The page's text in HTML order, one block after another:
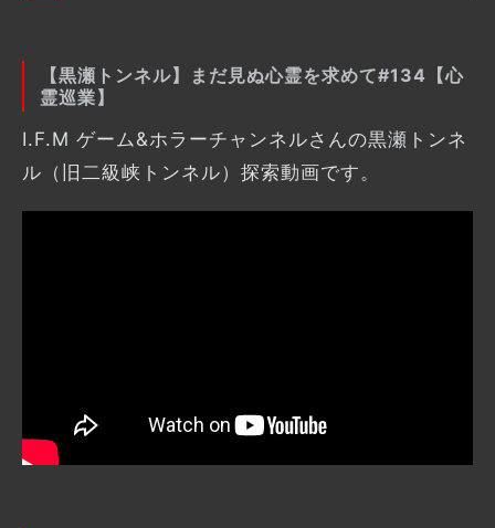
【黒瀬トンネル】まだ見ぬ心霊を求めて#134【心
霊巡業】
I.F.M ゲーム&ホラーチャンネルさんの黒瀬トンネ
ル（旧二級峡トンネル）探索動画です。